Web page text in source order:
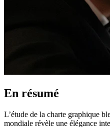
En résumé
L’étude de la charte graphique bleue de cet hôtel de renommée
mondiale révèle une élégance